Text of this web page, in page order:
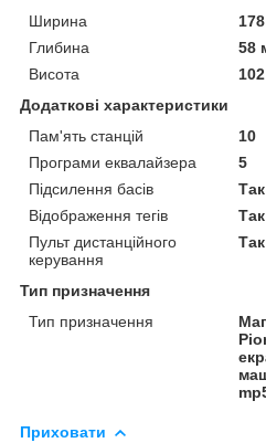
Ширина
Глибина
58
Висота
Додаткові характеристики
Пам'ять станцій
10
Програми еквалайзера
5
Підсилення басів
Так
Відображення тегів
Так
Пульт дистанційного
керування
Так
Тип призначення
Тип призначення
Приховати